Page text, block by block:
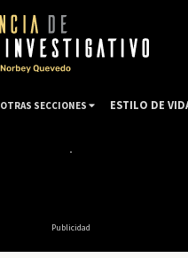
Publicidad
OTRAS SECCIONES ESTILO DE